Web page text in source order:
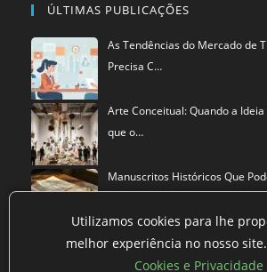
ÚLTIMAS PUBLICAÇÕES
As Tendências do Mercado de
Precisa C…
Arte Conceitual: Quando a
que o…
Manuscritos Históricos Que
Utilizamos cookies para lhe
melhor experiência no nosso site.
Cookies e Privacidade